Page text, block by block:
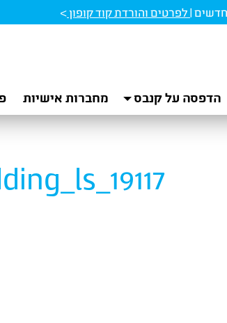
לפרטים והורדת קוד קופון>
הדפסה על קנבס מחברות אישיות